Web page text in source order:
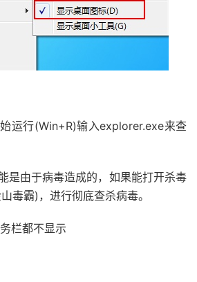
行(Win+R)输入explorer.exe来查
由于病毒造成的，如果能打开杀毒
毒霸)，进行彻底查杀病毒。
栏都不显示